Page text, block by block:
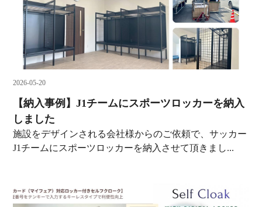
2026-05-20
【納入事例】J1チームにスポーツロッカーを納入
しました
施設をデザインされる会社様からのご依頼で、サッカー
J1チームにスポーツロッカーを納入させて頂きまし...